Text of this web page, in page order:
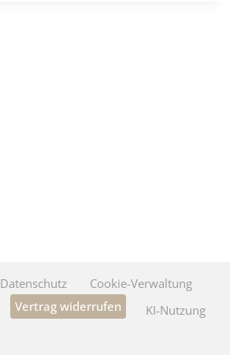
Datenschutz
Cookie-Verwaltung
Vertrag widerrufen KI-Nutzung